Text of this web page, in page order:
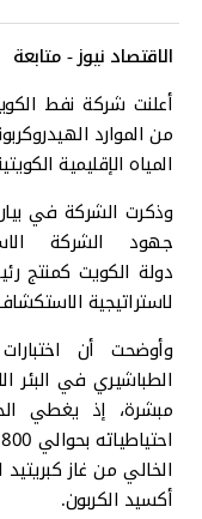
الاقتصاد نيوز - متابعة
أعلنت شركة نفط
من الموارد
المياه الإقليمية
وذكرت الشركة في
جهود الشركة
دولة الكويت كمنتج
لاستراتيجية
وأوضحت أن
الطباشيري في البئر
الخالي من غاز
أكسيد الكربون.